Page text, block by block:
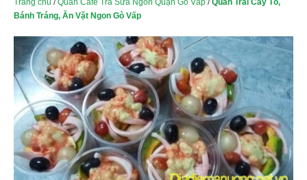
Thực Phẩm Nông Hải Sản
Top Quán Ăn Sài Gòn
Trang chủ /Quán Cafe Trà Sữa Ngon Quận Gò Vấp /Quán Trái Cây Tô,
Bánh Tráng, Ăn Vặt Ngon Gò Vấp